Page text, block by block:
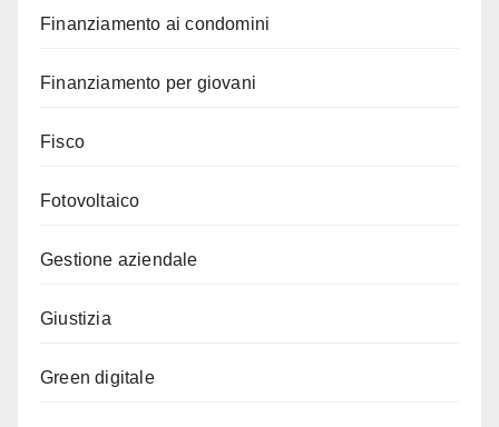
Finanziamento ai condomini
Finanziamento per giovani
Fisco
Fotovoltaico
Gestione aziendale
Giustizia
Green digitale